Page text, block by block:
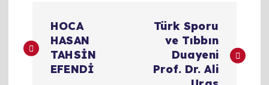
a
HOCA
HASAN
TAHSİN
EFENDİ
Türk Sporu
ve Tıbbın
Duayeni
Prof. Dr. Ali